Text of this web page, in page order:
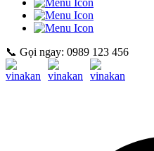
📞 Gọi ngay: 0989 123 456